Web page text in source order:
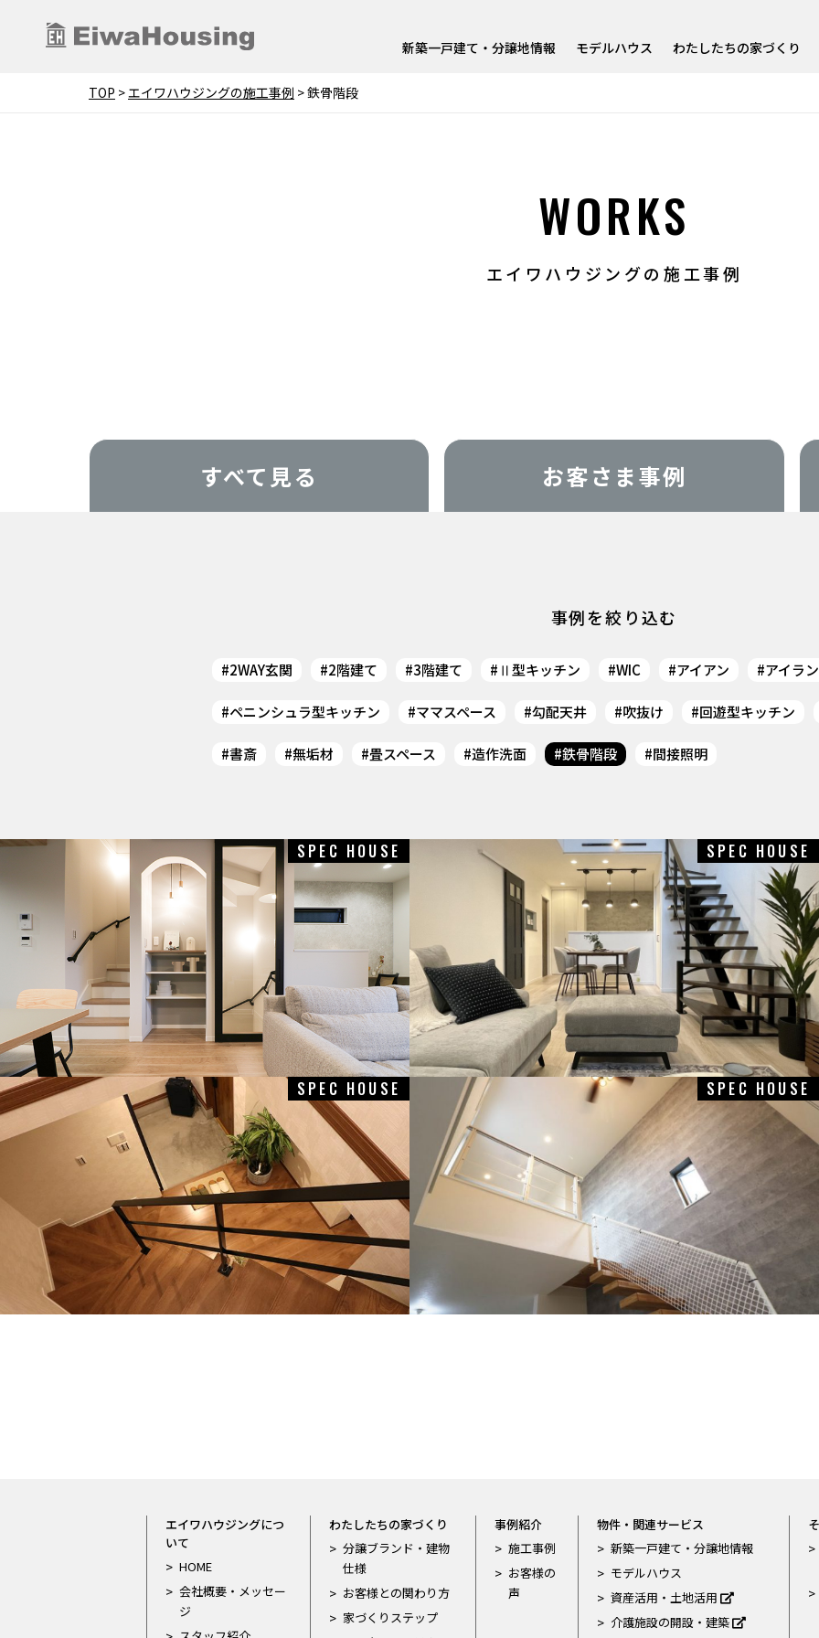
新築一戸建て・分譲地情報 モデルハウス わたしたちの家づくり
TOP >エイワハウジングの施工事例 >鉄骨階段
WORKS
エイワハウジングの施工事例
すべて見る お客さま事例
事例を絞り込む
2WAY玄関 2階建て 3階建て Ⅱ型キッチン WIC アイアン アイラ
ペニンシュラ型キッチン ママスペース 勾配天井 吹抜け 回遊型キッチン
書斎 無垢材 畳スペース 造作洗面 鉄骨階段 間接照明
SPEC HOUSE SPEC HOUSE
SPEC HOUSE SPEC HOUSE
エイワハウジングにつ
いて
HOME
会社概要・メッセー
ジ
わたしたちの家づくり
分譲ブランド・建物
仕様
お客様との関わり方
家づくりステップ
事例紹介
施工事例
お客様の
声
物件・関連サービス
新築一戸建て・分譲地情報
モデルハウス
資産活用・土地活用
介護施設の開設・建築